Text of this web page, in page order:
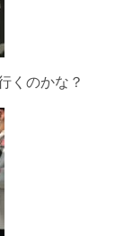
くのかな？